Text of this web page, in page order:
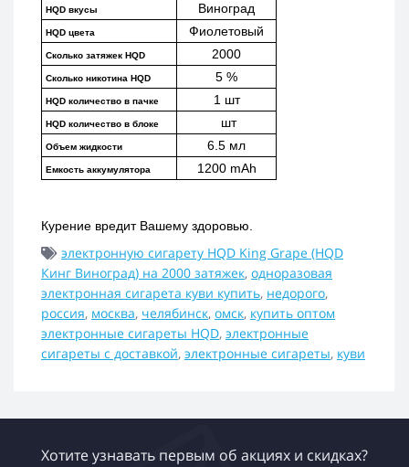
HQD вкусы Виноград
HQD цвета Фиолетовый
Сколько затяжек HQD 2000
Сколько никотина HQD 5 %
HQD количество в пачке 1 шт
HQD количество в блоке шт
Объем жидкости 6.5 мл
Емкость аккумулятора 1200 mAh
Курение вредит Вашему здоровью.
электронную сигарету HQD King Grape (HQD
Кинг Виноград) на 2000 затяжек, одноразовая
электронная сигарета куви купить, недорого,
россия, москва, челябинск, омск, купить оптом
электронные сигареты HQD, электронные
сигареты с доставкой, электронные сигареты, куви
Хотите узнавать первым об акциях и скидках?